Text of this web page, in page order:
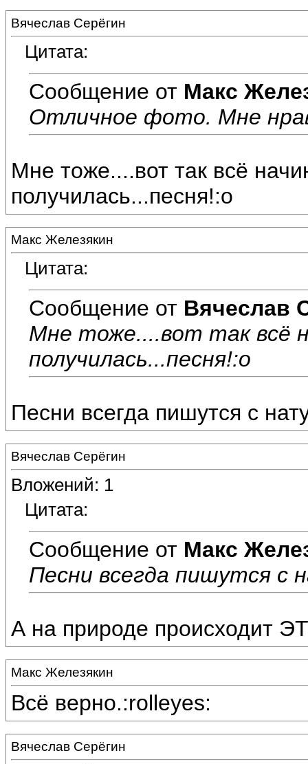
Вячеслав Серёгин
Цитата:
Сообщение от Макс
Отличное фото. Мне
Мне тоже....вот так всё
получилась...песня!:o
Макс Железякин
Цитата:
Сообщение от Вячеслав
Мне тоже....вот так всё
получилась...песня!:o
Песни всегда пишутся с
Вячеслав Серёгин
Вложений: 1
Цитата:
Сообщение от Макс
Песни всегда пишутся с
А на природе происходит
Макс Железякин
Всё верно.:rolleyes:
Вячеслав Серёгин